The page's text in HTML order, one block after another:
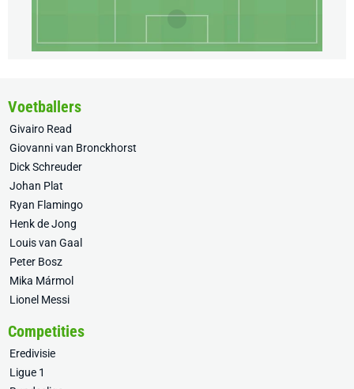
Voetballers
Givairo Read
Giovanni van Bronckhorst
Dick Schreuder
Johan Plat
Ryan Flamingo
Henk de Jong
Louis van Gaal
Peter Bosz
Mika Mármol
Lionel Messi
Competities
Eredivisie
Ligue 1